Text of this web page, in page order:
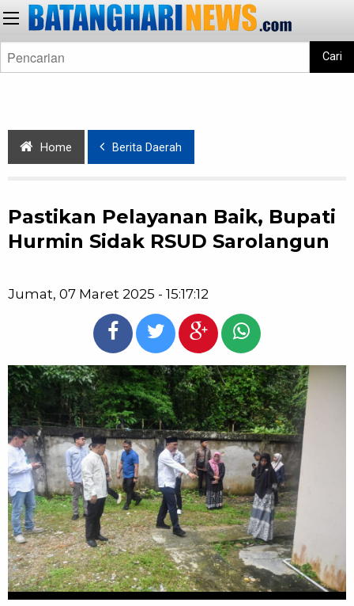
Cari
Home Berita Daerah
Pastikan Pelayanan Baik, Bupati
Hurmin Sidak RSUD Sarolangun
Jumat, 07 Maret 2025 - 15:17:12